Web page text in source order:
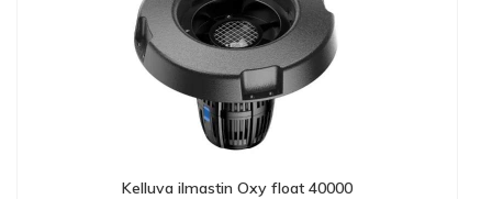
Kelluva ilmastin Oxy float 40000